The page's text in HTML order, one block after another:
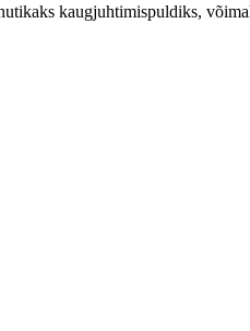
kaugjuhtimispuldiks,